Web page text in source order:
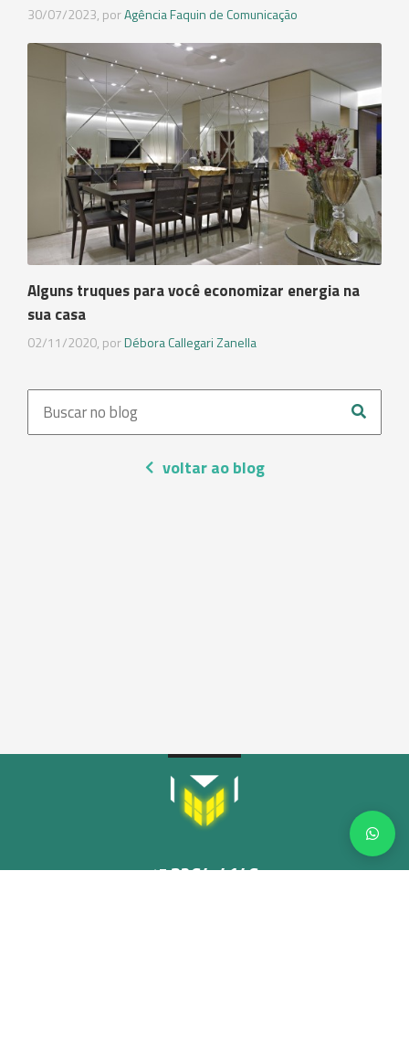
30/07/2023, porAgência Faquin de Comunicação
Alguns truques para você economizar energia na
sua casa
02/11/2020, porDébora Callegari Zanella
voltar ao blog
453264-4146